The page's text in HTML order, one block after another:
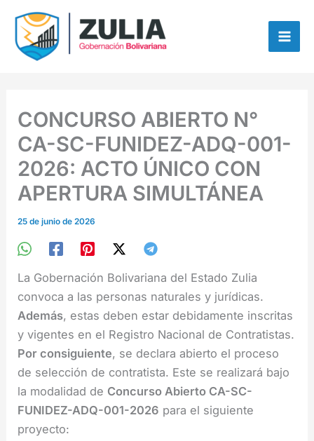
contenido
contenido
CONCURSO ABIERTO N°
CA-SC-FUNIDEZ-ADQ-001-
2026: ACTO ÚNICO CON
APERTURA SIMULTÁNEA
25 de junio de 2026
La Gobernación Bolivariana del Estado Zulia
convoca a las personas naturales y jurídicas.
Además, estas deben estar debidamente inscritas
y vigentes en el Registro Nacional de Contratistas.
Por consiguiente, se declara abierto el proceso
de selección de contratista. Este se realizará bajo
la modalidad de Concurso Abierto CA-SC-
FUNIDEZ-ADQ-001-2026 para el siguiente
proyecto: